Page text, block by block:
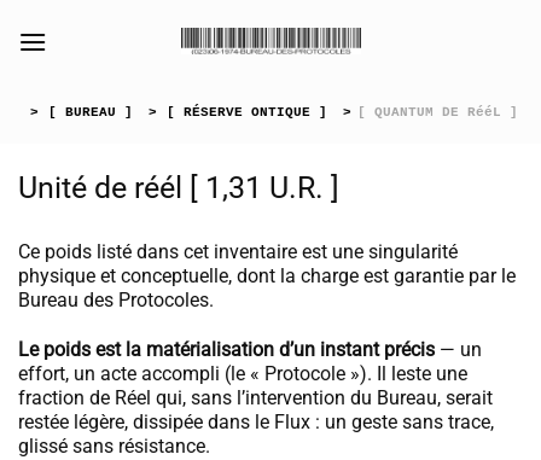
> [ BUREAU ] > [ RÉSERVE ONTIQUE ] > [ QUANTUM DE RééL ]
[collection_vibrance_galerie]
Unité de réél [ 1,31 U.R. ]
Ce poids listé dans cet inventaire est une singularité
physique et conceptuelle, dont la charge est garantie par le
Bureau des Protocoles.
Le poids est la matérialisation d’un instant précis — un
effort, un acte accompli (le « Protocole »). Il leste une
fraction de Réel qui, sans l’intervention du Bureau, serait
restée légère, dissipée dans le Flux : un geste sans trace,
glissé sans résistance.